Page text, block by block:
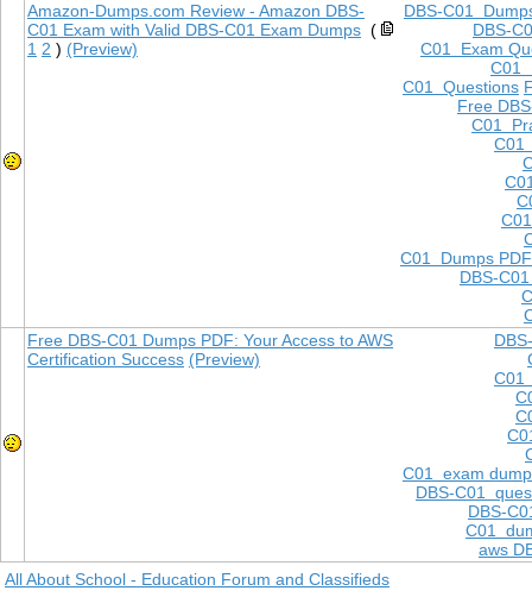
DBS-C01
DBS-
C01 Exam
C01
C01 Questions
Free
C01
C01
C01 Dumps PDF
DBS-
Amazon-Dumps.com Review - Amazon DBS-
C01 Exam with Valid DBS-C01 Exam Dumps (
1 2 ) (Preview)
C01
C01 exam
DBS-C01
DBS-
C01
aws
Free DBS-C01 Dumps PDF: Your Access to AWS
Certification Success (Preview)
All About School - Education Forum and Classifieds